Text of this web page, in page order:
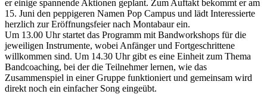
er einige spannende Aktionen geplant. Zum Auftakt bekommt er am
15. Juni den peppigeren Namen Pop Campus und lädt Interessierte
herzlich zur Eröffnungsfeier nach Montabaur ein.
Um 13.00 Uhr startet das Programm mit Bandworkshops für die
jeweiligen Instrumente, wobei Anfänger und Fortgeschrittene
willkommen sind. Um 14.30 Uhr gibt es eine Einheit zum Thema
Bandcoaching, bei der die Teilnehmer lernen, wie das
Zusammenspiel in einer Gruppe funktioniert und gemeinsam wird
direkt noch ein einfacher Song eingeübt.